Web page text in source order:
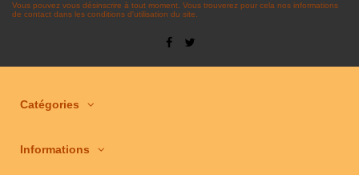
Vous pouvez vous désinscrire à tout moment. Vous trouverez pour cela nos informations
de contact dans les conditions d'utilisation du site.
Catégories
Informations